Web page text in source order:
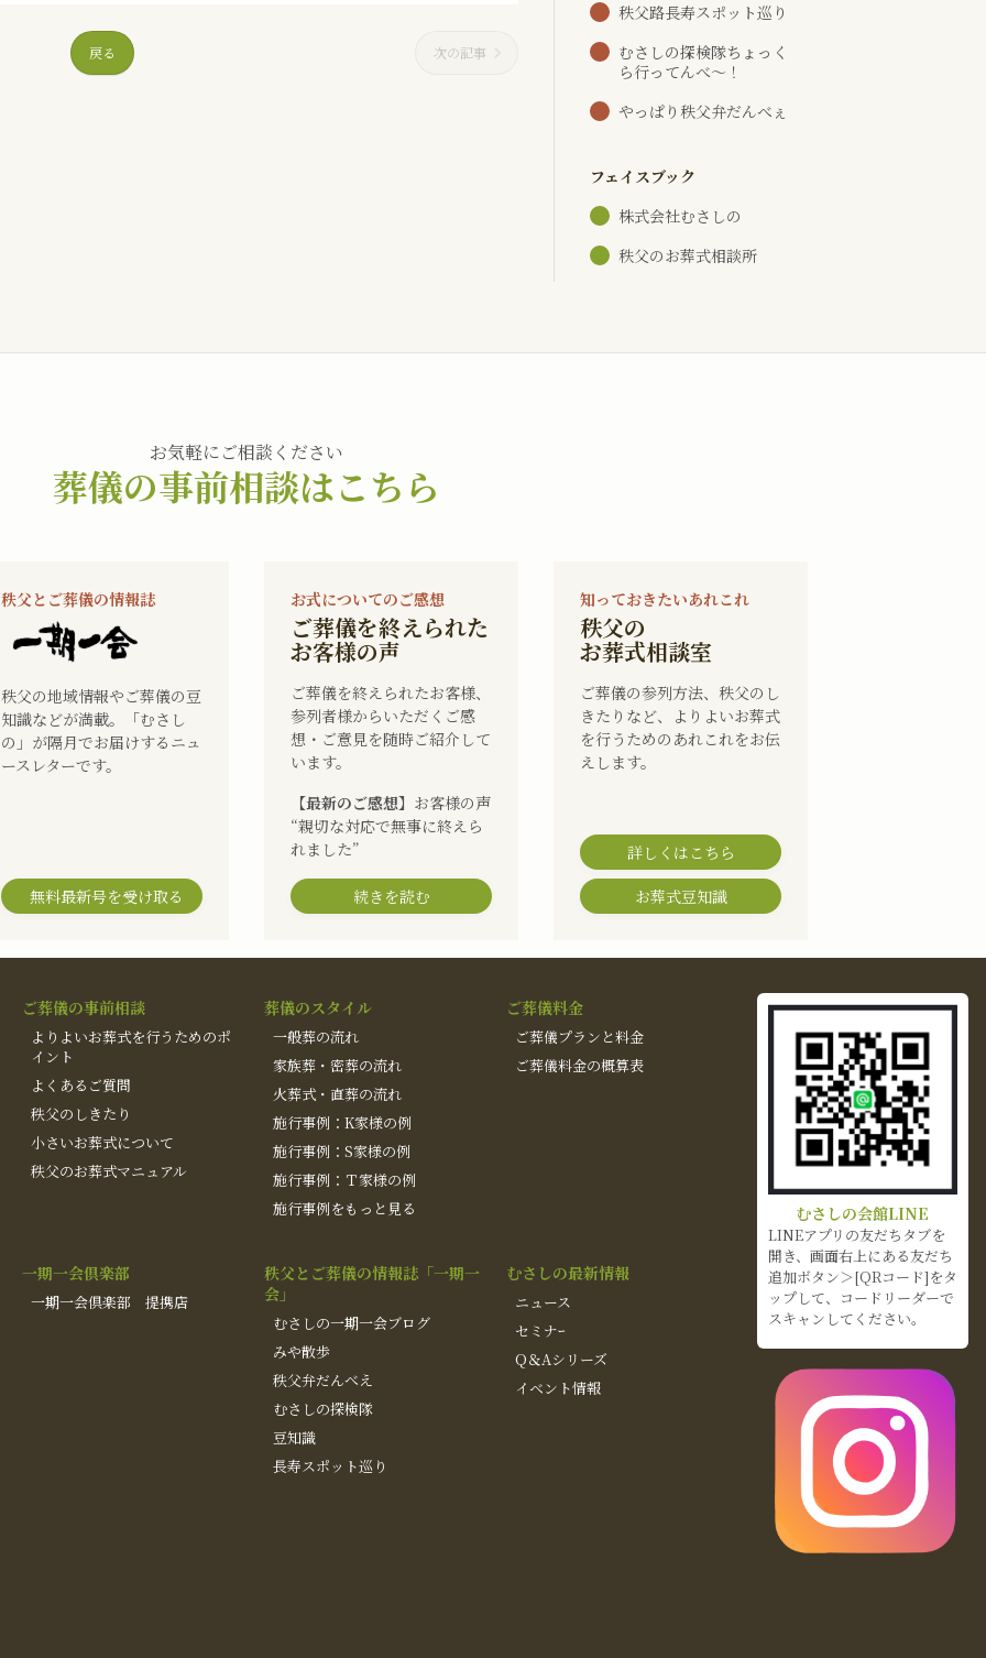
戻る 次の記事
秩父路長寿スポット巡り
むさしの探検隊ちょっく
ら行ってんべ～！
やっぱり秩父弁だんべぇ
フェイスブック
株式会社むさしの
秩父のお葬式相談所
お気軽にご相談ください
葬儀の事前相談はこちら
秩父とご葬儀の情報誌
秩父の地域情報やご葬儀の豆
知識などが満載。「むさし
の」が隔月でお届けするニュ
ースレターです。
無料最新号を受け取る
お式についてのご感想
ご葬儀を終えられた
お客様の声
ご葬儀を終えられたお客様、
参列者様からいただくご感
想・ご意見を随時ご紹介して
います。
【最新のご感想】 お客様の声
“親切な対応で無事に終えら
れました”
続きを読む
知っておきたいあれこれ
秩父の
お葬式相談室
ご葬儀の参列方法、秩父のし
きたりなど、よりよいお葬式
を行うためのあれこれをお伝
えします。
詳しくはこちら
お葬式豆知識
ご葬儀の事前相談
よりよいお葬式を行うためのポ
イント
よくあるご質問
秩父のしきたり
小さいお葬式について
秩父のお葬式マニュアル
葬儀のスタイル
一般葬の流れ
家族葬・密葬の流れ
火葬式・直葬の流れ
施行事例：K家様の例
施行事例：S家様の例
施行事例：Ｔ家様の例
施行事例をもっと見る
ご葬儀料金
ご葬儀プランと料金
ご葬儀料金の概算表
一期一会倶楽部
一期一会倶楽部 提携店
秩父とご葬儀の情報誌「一期一
会」
むさしの一期一会ブログ
みや散歩
秩父弁だんべえ
むさしの探検隊
豆知識
長寿スポット巡り
むさしの最新情報
ニュース
セミナｰ
Q＆Aシリーズ
イベント情報
むさしの会館LINE
LINEアプリの友だちタブを
開き、画面右上にある友だち
追加ボタン＞[QRコード]をタ
ップして、コードリーダーで
スキャンしてください。